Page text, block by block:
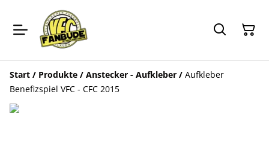
Start / Produkte / Anstecker - Aufkleber / Aufkleber
Benefizspiel VFC - CFC 2015